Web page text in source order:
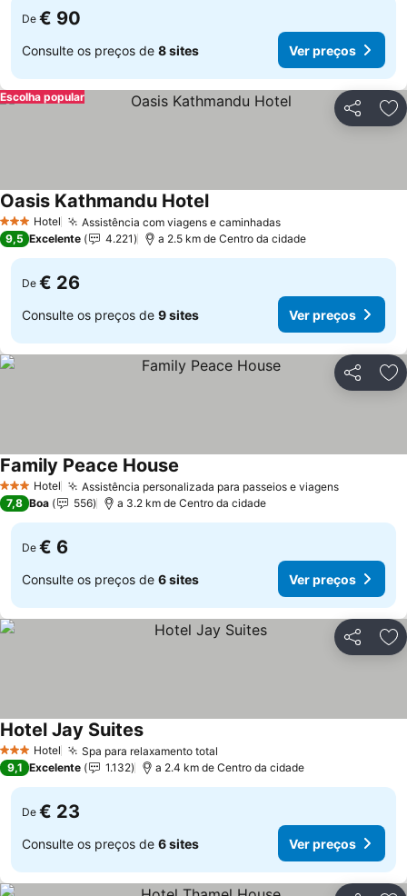
De € 90
Consulte os preços de 8 sites Ver preços
Partilhar
Escolha popular
3 EstrelasHotel Assistência com viagens e caminhadas
Oasis Kathmandu Hotel
9,5 Excelente 4.221 a 2.5 km de Centro da cidade
De € 26
Consulte os preços de 9 sites Ver preços
Partilhar
3 EstrelasHotel Assistência personalizada para passeios e viagens
Family Peace House
7,8 Boa 556 a 3.2 km de Centro da cidade
De € 6
Consulte os preços de 6 sites Ver preços
Partilhar
3 EstrelasHotel Spa para relaxamento total
Hotel Jay Suites
9,1 Excelente 1.132 a 2.4 km de Centro da cidade
De € 23
Consulte os preços de 6 sites Ver preços